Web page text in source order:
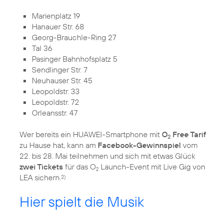
Marienplatz 19
Hanauer Str. 68
Georg-Brauchle-Ring 27
Tal 36
Pasinger Bahnhofsplatz 5
Sendlinger Str. 7
Neuhauser Str. 45
Leopoldstr. 33
Leopoldstr. 72
Orleansstr. 47
Wer bereits ein HUAWEI-Smartphone mit O2 Free Tarif
zu Hause hat, kann am Facebook-Gewinnspiel vom
22. bis 28. Mai teilnehmen und sich mit etwas Glück
zwei Tickets für das O2 Launch-Event mit Live Gig von
LEA sichern.2)
Hier spielt die Musik